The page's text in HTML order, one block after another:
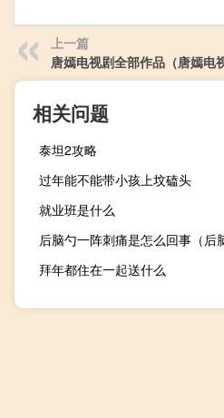
上一篇
唐嫣电视剧全部作品（唐嫣电
相关问题
泰坦2攻略
过年能不能带小孩上坟磕头
就业班是什么
后脑勺一阵刺痛是怎么回事（后
拜年都住在一起送什么